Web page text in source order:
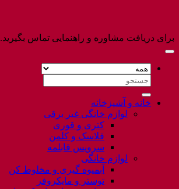
برای دریافت مشاوره و راهنمایی تماس بگیرید.
جستجو
خانه و آشپزخانه
لوازم خانگی غیر برقی
کتری و قوری
فلاسک و کلمن
سرویس قابلمه
لوازم خانگی
آبمیوه گیری و مخلوط کن
توستر و مایکروفر